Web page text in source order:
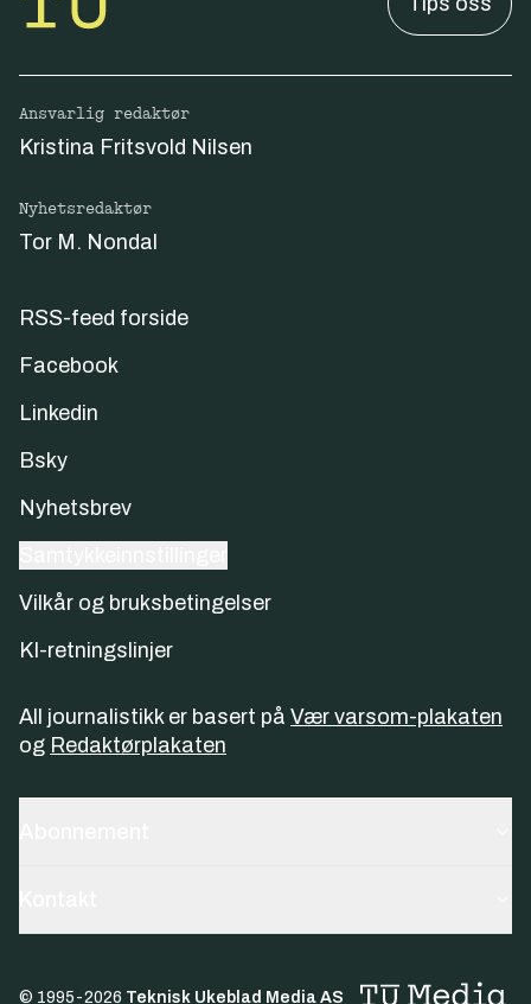
Ansvarlig redaktør
Kristina Fritsvold Nilsen
Nyhetsredaktør
Tor M. Nondal
RSS-feed forside
Facebook
Linkedin
Bsky
Nyhetsbrev
Vilkår og bruksbetingelser
KI-retningslinjer
All journalistikk er basert på Vær varsom-plakaten
og Redaktørplakaten
© 1995-2026 Teknisk Ukeblad Media AS